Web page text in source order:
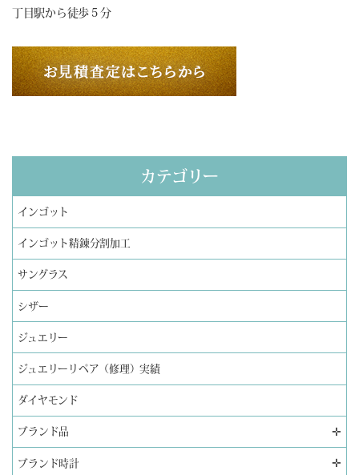
丁目駅から徒歩５分
カテゴリー
インゴット
インゴット精錬分割加工
サングラス
シザー
ジュエリー
ジュエリーリペア（修理）実績
ダイヤモンド
ブランド品 ✛
ブランド時計 ✛